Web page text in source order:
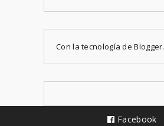
Con la tecnología deBlogger.
Facebook